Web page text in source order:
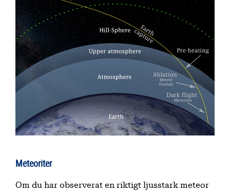
Meteoriter
Om du har observerat en riktigt ljusstark meteor